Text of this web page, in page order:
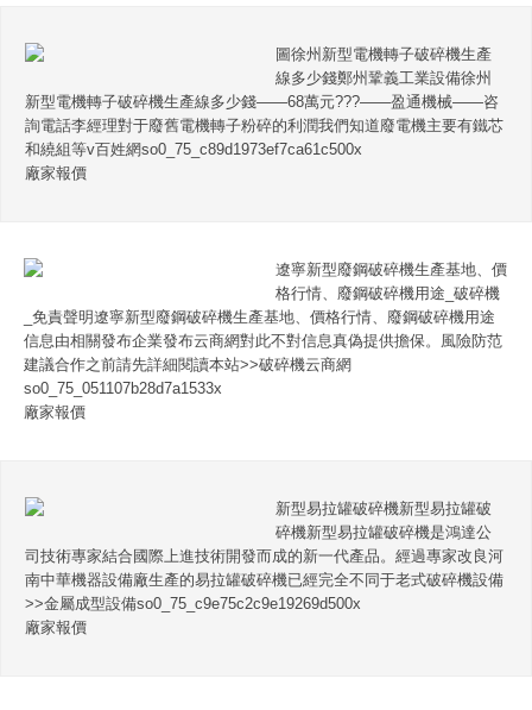
圖徐州新型電機轉子破碎機生產
線多少錢鄭州鞏義工業設備徐州
新型電機轉子破碎機生產線多少錢——68萬元???——盈通機械——咨
詢電話李經理對于廢舊電機轉子粉碎的利潤我們知道廢電機主要有鐵芯
和繞組等v百姓網so0_75_c89d1973ef7ca61c500x
廠家報價
遼寧新型廢鋼破碎機生產基地、價
格行情、廢鋼破碎機用途_破碎機
_免責聲明遼寧新型廢鋼破碎機生產基地、價格行情、廢鋼破碎機用途
信息由相關發布企業發布云商網對此不對信息真偽提供擔保。風險防范
建議合作之前請先詳細閱讀本站>>破碎機云商網
so0_75_051107b28d7a1533x
廠家報價
新型易拉罐破碎機新型易拉罐破
碎機新型易拉罐破碎機是鴻達公
司技術專家結合國際上進技術開發而成的新一代產品。經過專家改良河
南中華機器設備廠生產的易拉罐破碎機已經完全不同于老式破碎機設備
>>金屬成型設備so0_75_c9e75c2c9e19269d500x
廠家報價